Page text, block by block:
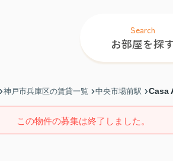
Search
お部屋を探
神戸市兵庫区の賃貸一覧 中央市場前駅 Casa
この物件の募集は終了しました。